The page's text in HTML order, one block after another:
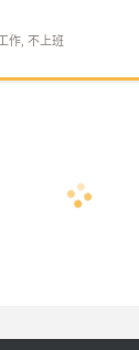
作, 不上班